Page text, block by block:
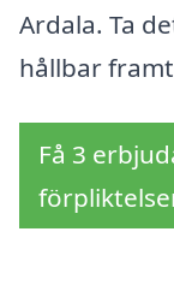
Ardala. Ta
hållbar
Få 3